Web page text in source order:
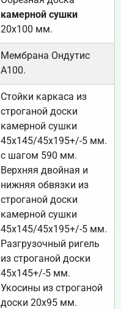
камерной сушки
20х100 мм.
Мембрана Ондутис
А100.
Стойки каркаса из
строганой доски
камерной сушки
45х145/45х195+/-5 мм.
с шагом 590 мм.
Верхняя двойная и
нижняя обвязки из
строганой доски
камерной сушки
45х145/45х195+/-5 мм.
Разгрузочный ригель
из строганой доски
45х145+/-5 мм.
Укосины из строганой
доски 20х95 мм.